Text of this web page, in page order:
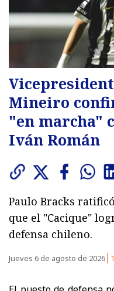
Mineiro
"en marcha"
Iván Román
Paulo Bracks
que el "Cacique"
defensa chileno.
Jueves 6 de agosto de 2026